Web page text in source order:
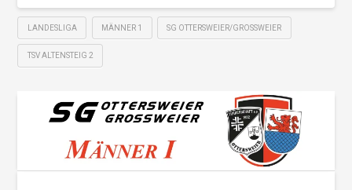
LANDESLIGA MÄNNER 1 SG OTTERSWEIER/GROSSWEIER
TSV ALTENSTEIG 2